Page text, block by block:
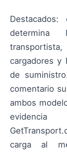
determina
transportista,
cargadores y
de
comentario
ambos
carga al